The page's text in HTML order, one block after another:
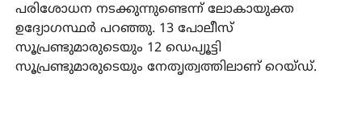
പരിശോധന നടക്കുന്നുണ്ടെന്ന് ലോകായുക്ത
ഉദ്യോഗസ്ഥര്‍ പറഞ്ഞു. 13 പോലീസ്
സൂപ്രണ്ടുമാരുടെയും 12 ഡെപ്യൂട്ടി
സൂപ്രണ്ടുമാരുടെയും നേതൃത്വത്തിലാണ് റെയ്ഡ്.